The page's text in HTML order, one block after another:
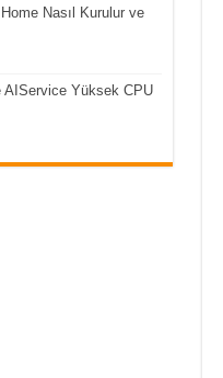
Nasıl Kurulur ve
AIService Yüksek CPU